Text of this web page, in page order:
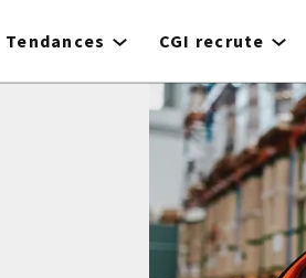
Tendances CGI recrute